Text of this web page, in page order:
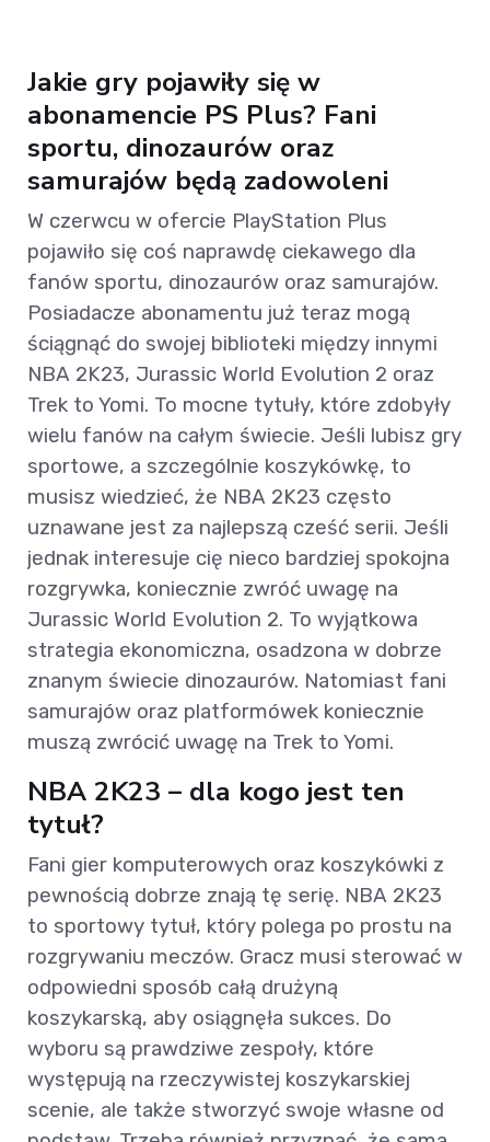
Jakie gry pojawiły się w
abonamencie PS Plus? Fani
sportu, dinozaurów oraz
samurajów będą zadowoleni
W czerwcu w ofercie PlayStation Plus
pojawiło się coś naprawdę ciekawego dla
fanów sportu, dinozaurów oraz samurajów.
Posiadacze abonamentu już teraz mogą
ściągnąć do swojej biblioteki między innymi
NBA 2K23, Jurassic World Evolution 2 oraz
Trek to Yomi. To mocne tytuły, które zdobyły
wielu fanów na całym świecie. Jeśli lubisz gry
sportowe, a szczególnie koszykówkę, to
musisz wiedzieć, że NBA 2K23 często
uznawane jest za najlepszą cześć serii. Jeśli
jednak interesuje cię nieco bardziej spokojna
rozgrywka, koniecznie zwróć uwagę na
Jurassic World Evolution 2. To wyjątkowa
strategia ekonomiczna, osadzona w dobrze
znanym świecie dinozaurów. Natomiast fani
samurajów oraz platformówek koniecznie
muszą zwrócić uwagę na Trek to Yomi.
NBA 2K23 – dla kogo jest ten
tytuł?
Fani gier komputerowych oraz koszykówki z
pewnością dobrze znają tę serię. NBA 2K23
to sportowy tytuł, który polega po prostu na
rozgrywaniu meczów. Gracz musi sterować w
odpowiedni sposób całą drużyną
koszykarską, aby osiągnęła sukces. Do
wyboru są prawdziwe zespoły, które
występują na rzeczywistej koszykarskiej
scenie, ale także stworzyć swoje własne od